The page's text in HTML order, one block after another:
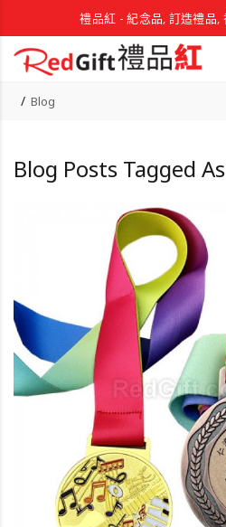
禮品紅 - 紀念品, 訂造禮品,
Blog
Blog Posts Tagged